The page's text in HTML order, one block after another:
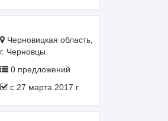
Черновицкая область,
г. Черновцы
0 предложений
c 27 марта 2017 г.